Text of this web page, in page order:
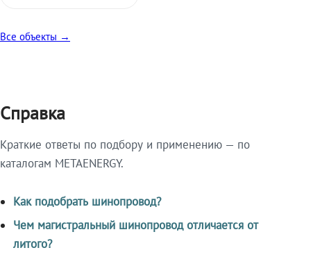
Все объекты →
Справка
Краткие ответы по подбору и применению — по
каталогам METAENERGY.
Как подобрать шинопровод?
Чем магистральный шинопровод отличается от
литого?